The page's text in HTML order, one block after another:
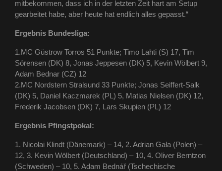
mitbekommen, dass ich in der letzten Zeit hart am Setup
gearbeitet habe, aber heute hat endlich alles gepasst.“
Ergebnis Bundesliga:
1.MC Güstrow Torros 51 Punkte; Timo Lahti (S) 17, Tim
Sörensen (DK) 8, Jonas Jeppesen (DK) 5, Kevin Wölbert 9,
Adam Bednar (CZ) 12
2.MC Nordstern Stralsund 33 Punkte; Jonas Seiffert-Salk
(DK) 5, Daniel Kaczmarek (PL) 5, Matias Nielsen (DK) 12,
Frederik Jacobsen (DK) 7, Lars Skupien (PL) 12
Ergebnis Pfingstpokal:
1. Nicolai Klindt (Dänemark) – 14, 2. Adrian Gała (Polen) –
12, 3. Kevin Wölbert (Deutschland) – 10, 4. Oliver Berntzon
(Schweden) – 10, 5. Adam Bednář (Tschechische